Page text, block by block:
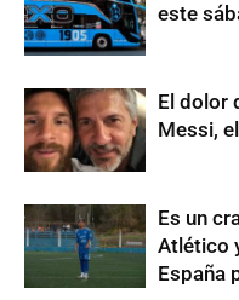
este
El dolor
Messi,
Es un
Atlético
España